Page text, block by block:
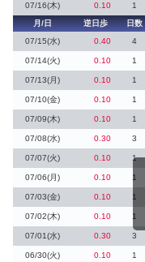
07/16(木) 0.10 1
月/日
逆日歩 日数
07/15(水)
0.40 4
07/14(火) 0.10 1
07/13(月) 0.10 1
07/10(金) 0.10 1
07/09(木) 0.10 1
07/08(水) 0.30 3
07/07(火) 0.10 1
07/06(月) 0.10 1
07/03(金) 0.10 1
07/02(木) 0.10 1
07/01(水) 0.30 3
06/30(火) 0.10 1